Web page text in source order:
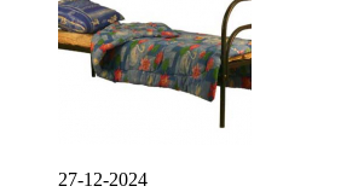
27-12-2024